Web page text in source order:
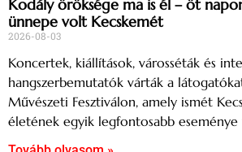
Kodály öröksége ma is él – öt
ünnepe volt Kecskemét
2026-08-03
Koncertek, kiállítások, városséták és
hangszerbemutatók várták a
Művészeti Fesztiválon, amely ismét
életének egyik legfontosabb